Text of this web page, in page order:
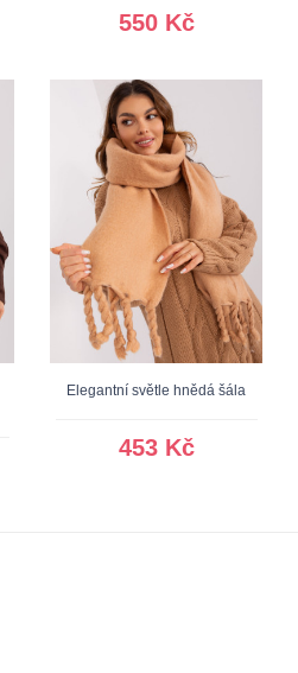
550 Kč
Elegantní světle hnědá šála
453 Kč